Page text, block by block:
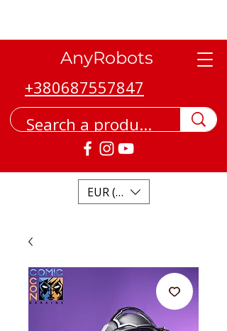
AnyRobots
+380687557847
EUR (€)